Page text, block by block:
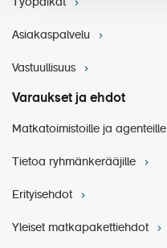
Työpaikat
Asiakaspalvelu
Vastuullisuus
Varaukset ja ehdot
Matkatoimistoille ja agenteille
Tietoa ryhmänkerääjille
Erityisehdot
Yleiset matkapakettiehdot